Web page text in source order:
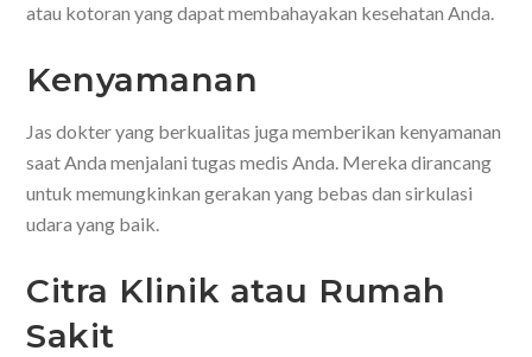
atau kotoran yang dapat membahayakan kesehatan Anda.
Kenyamanan
Jas dokter yang berkualitas juga memberikan kenyamanan
saat Anda menjalani tugas medis Anda. Mereka dirancang
untuk memungkinkan gerakan yang bebas dan sirkulasi
udara yang baik.
Citra Klinik atau Rumah
Sakit